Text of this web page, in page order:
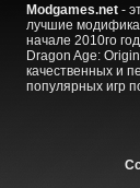
Modgames.net-
лучшие
начале 2010го
Dragon Age:
качественных и
популярных игр